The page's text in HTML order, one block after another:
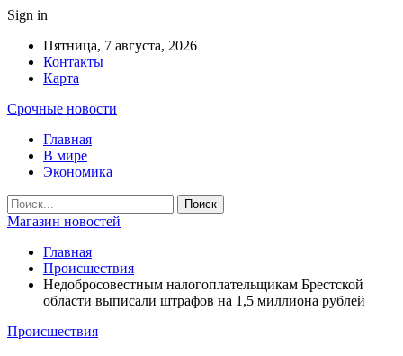
Sign in
Пятница, 7 августа, 2026
Контакты
Карта
Срочные новости
Главная
В мире
Экономика
Магазин новостей
Главная
Происшествия
Недобросовестным налогоплательщикам Брестской
области выписали штрафов на 1,5 миллиона рублей
Происшествия